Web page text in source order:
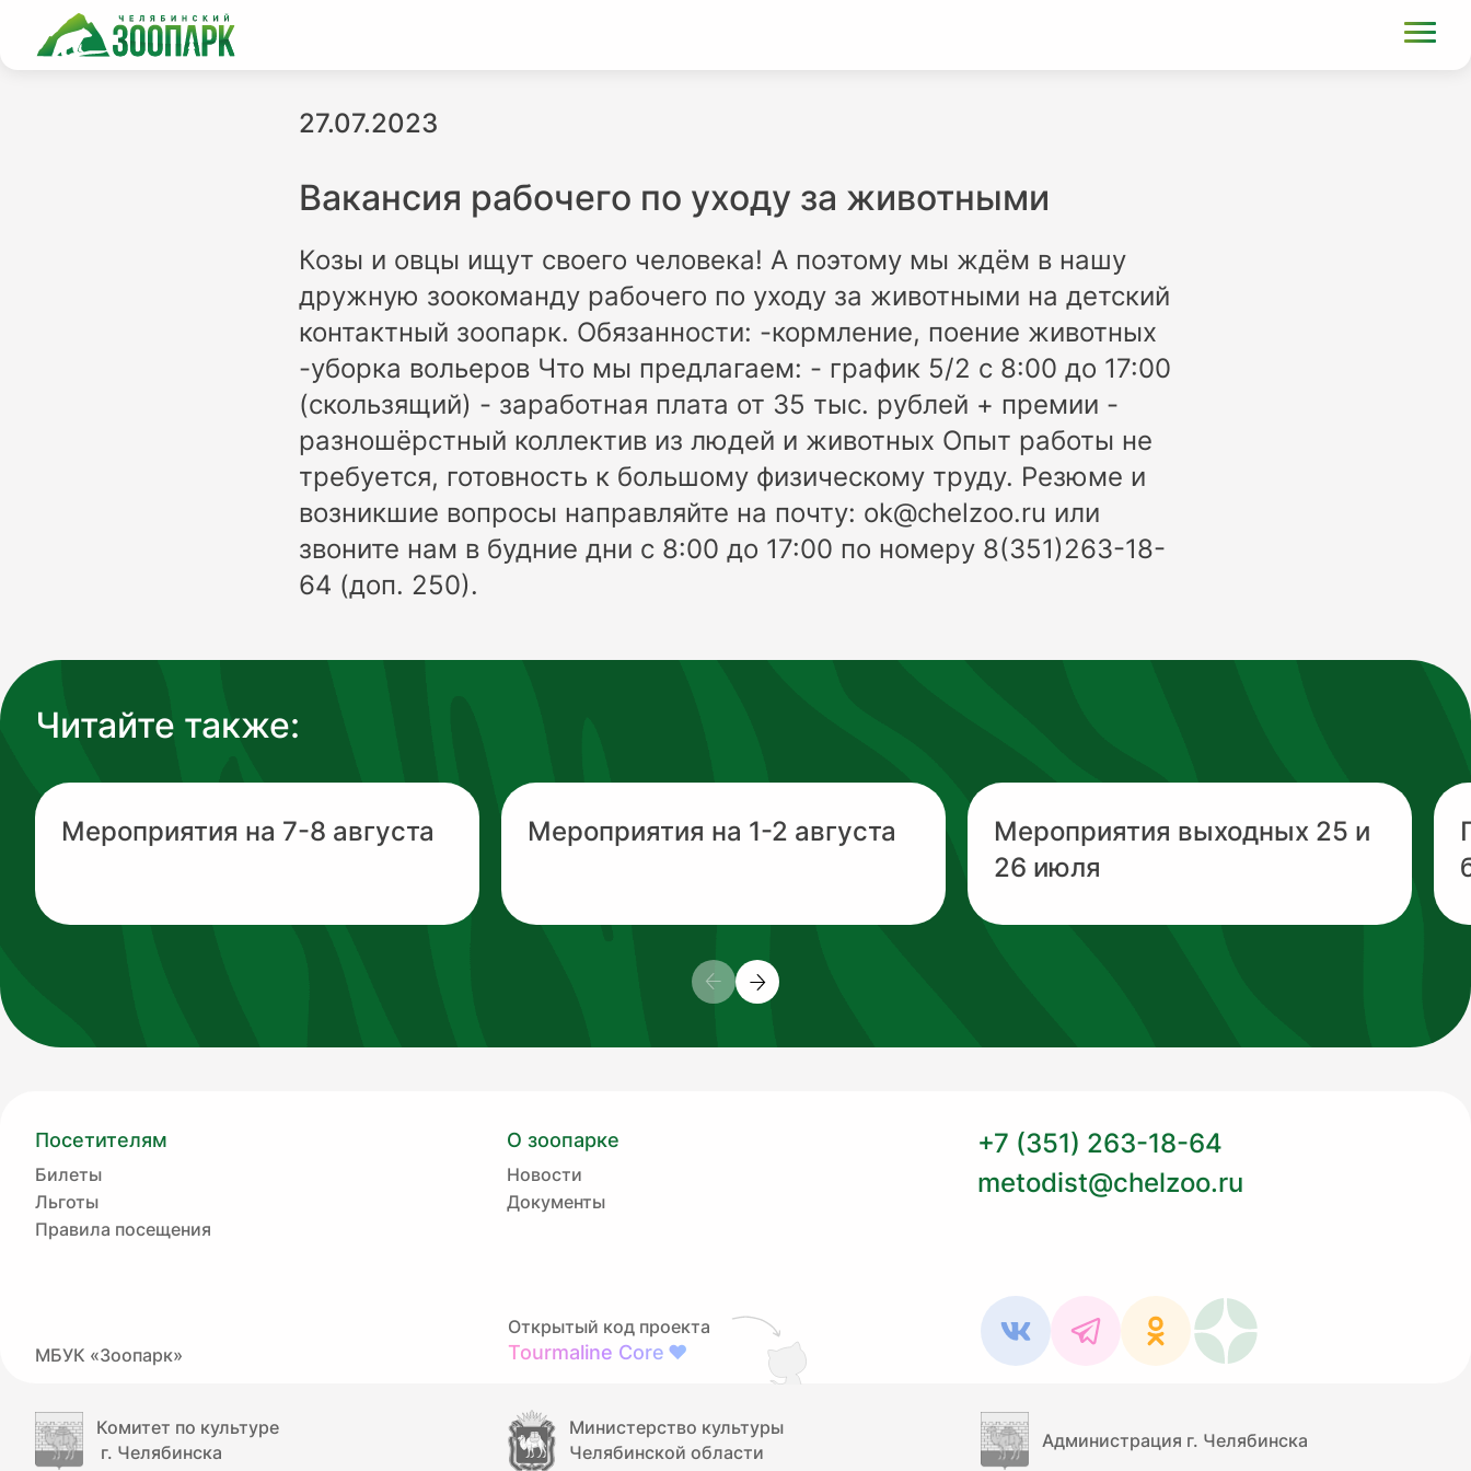
27.07.2023
Вакансия рабочего по уходу за животными
Козы и овцы ищут своего человека! А поэтому мы ждём в нашу
дружную зоокоманду рабочего по уходу за животными на детский
контактный зоопарк. Обязанности: -кормление, поение животных
-уборка вольеров Что мы предлагаем: - график 5/2 с 8:00 до 17:00
(скользящий) - заработная плата от 35 тыс. рублей + премии -
разношёрстный коллектив из людей и животных Опыт работы не
требуется, готовность к большому физическому труду. Резюме и
возникшие вопросы направляйте на почту: ok@chelzoo.ru или
звоните нам в будние дни с 8:00 до 17:00 по номеру 8(351)263-18-
64 (доп. 250).
Читайте также:
Мероприятия на 7-8 августа Мероприятия на 1-2 августа
Мероприятия выходных 25 и
26 июля
Посетителям
Билеты
Льготы
Правила посещения
О зоопарке
Новости
Документы
+7 (351) 263-18-64
metodist@chelzoo.ru
МБУК «Зоопарк»
Открытый код проекта
Tourmaline Core ❤
Комитет по культуре
г. Челябинска
Министерство культуры
Челябинской области
Администрация г. Челябинска